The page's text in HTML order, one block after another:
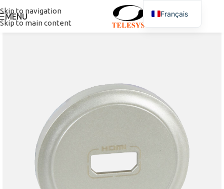
Skip to navigation
Skip to main content
MENU Français